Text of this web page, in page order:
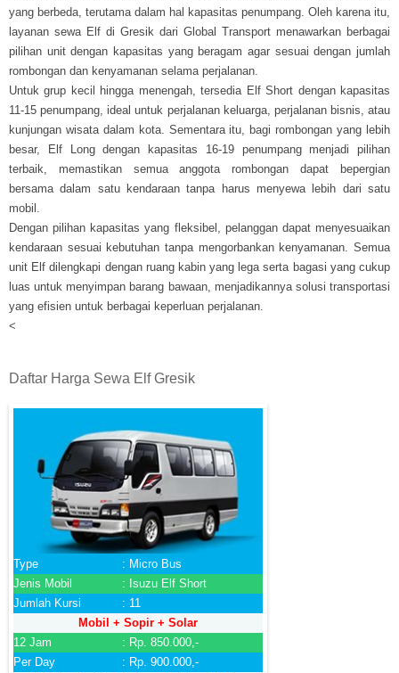
yang berbeda, terutama dalam hal kapasitas penumpang. Oleh karena itu,
layanan sewa Elf di Gresik dari Global Transport menawarkan berbagai
pilihan unit dengan kapasitas yang beragam agar sesuai dengan jumlah
rombongan dan kenyamanan selama perjalanan.
Untuk grup kecil hingga menengah, tersedia Elf Short dengan kapasitas
11-15 penumpang, ideal untuk perjalanan keluarga, perjalanan bisnis, atau
kunjungan wisata dalam kota. Sementara itu, bagi rombongan yang lebih
besar, Elf Long dengan kapasitas 16-19 penumpang menjadi pilihan
terbaik, memastikan semua anggota rombongan dapat bepergian
bersama dalam satu kendaraan tanpa harus menyewa lebih dari satu
mobil.
Dengan pilihan kapasitas yang fleksibel, pelanggan dapat menyesuaikan
kendaraan sesuai kebutuhan tanpa mengorbankan kenyamanan. Semua
unit Elf dilengkapi dengan ruang kabin yang lega serta bagasi yang cukup
luas untuk menyimpan barang bawaan, menjadikannya solusi transportasi
yang efisien untuk berbagai keperluan perjalanan.
<
Daftar Harga Sewa Elf Gresik
Type
: Micro Bus
Jenis Mobil
: Isuzu Elf Short
Jumlah Kursi
: 11
Mobil + Sopir + Solar
12 Jam
: Rp. 850.000,-
Per Day
: Rp. 900.000,-